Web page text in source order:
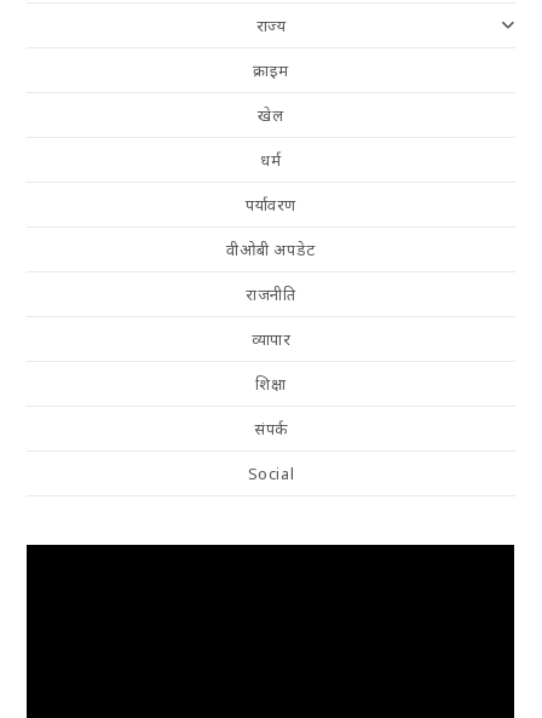
राज्य
क्राइम
खेल
धर्म
पर्यावरण
वीओबी अपडेट
राजनीति
व्यापार
शिक्षा
संपर्क
Social